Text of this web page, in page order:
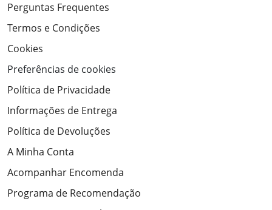
Perguntas Frequentes
Termos e Condições
Cookies
Preferências de cookies
Política de Privacidade
Informações de Entrega
Política de Devoluções
A Minha Conta
Acompanhar Encomenda
Programa de Recomendação